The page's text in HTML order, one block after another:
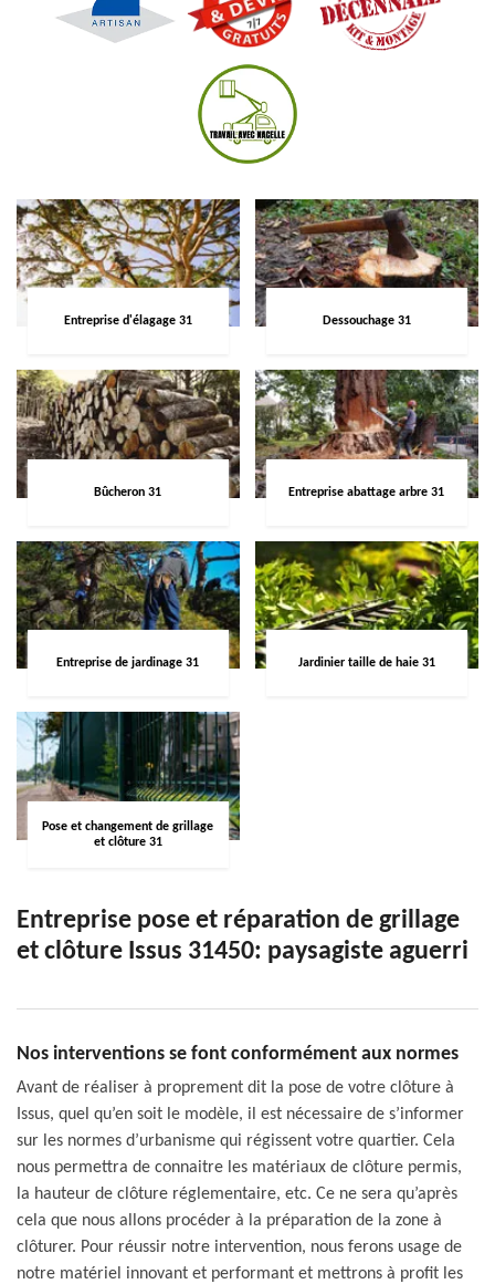
Entreprise d'élagage 31 Dessouchage 31
Bûcheron 31 Entreprise abattage arbre 31
Entreprise de jardinage 31 Jardinier taille de haie 31
Pose et changement de grillage
et clôture 31
Entreprise pose et réparation de grillage
et clôture Issus 31450: paysagiste aguerri
Nos interventions se font conformément aux normes
Avant de réaliser à proprement dit la pose de votre clôture à
Issus, quel qu’en soit le modèle, il est nécessaire de s’informer
sur les normes d’urbanisme qui régissent votre quartier. Cela
nous permettra de connaitre les matériaux de clôture permis,
la hauteur de clôture réglementaire, etc. Ce ne sera qu’après
cela que nous allons procéder à la préparation de la zone à
clôturer. Pour réussir notre intervention, nous ferons usage de
notre matériel innovant et performant et mettrons à profit les